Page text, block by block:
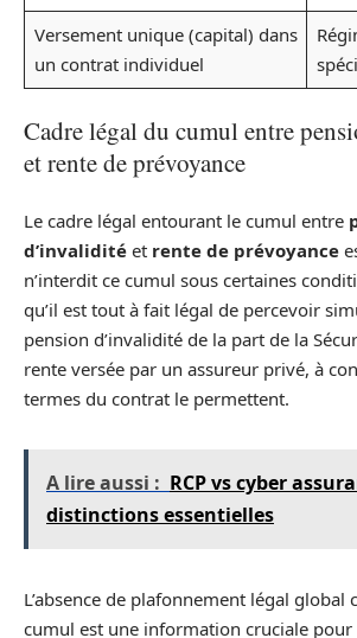
Versement unique (capital) dans
un contrat individuel
Cadre légal du cumul entre
et rente de prévoyance
Le cadre légal entourant le cumul entre
d’invalidité et rente de prévoyance
n’interdit ce cumul sous certaines
qu’il est tout à fait légal de percevoir
pension d’invalidité de la part de la
rente versée par un assureur privé, à
termes du contrat le permettent.
A lire aussi : RCP vs cyber
distinctions essentielles
L’absence de plafonnement légal global
cumul est une information cruciale pour